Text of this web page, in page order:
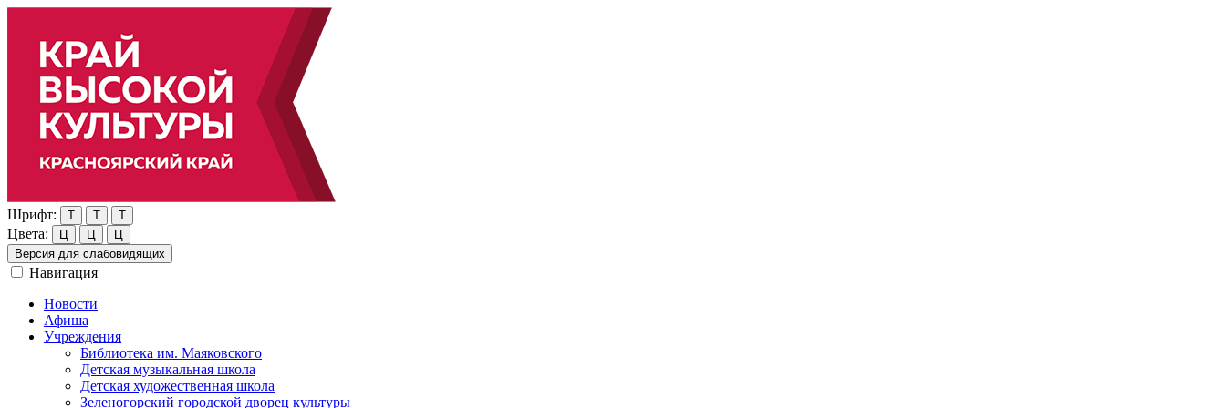
Шрифт: Т Т Т
Цвета: Ц Ц
Ц
Версия для слабовидящих
Навигация
Новости
Афиша
Учреждения
Библиотека им. Маяковского
Детская музыкальная школа
Детская художественная школа
Зеленогорский городской дворец культуры